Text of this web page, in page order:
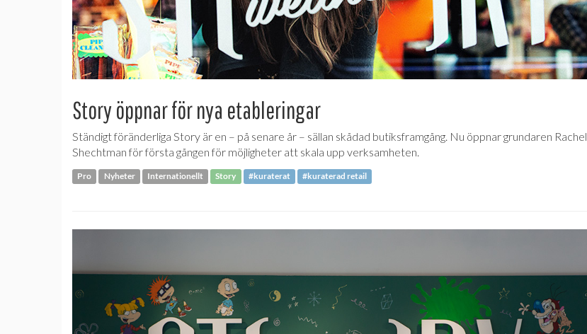
Story öppnar för nya etableringar
Ständigt föränderliga Story är en – på senare år – sällan skådad butiksframgång. Nu öppnar grundaren Rachel
Shechtman för första gången för möjligheter att skala upp verksamheten.
Pro Nyheter Internationellt Story #kuraterat #kuraterad retail